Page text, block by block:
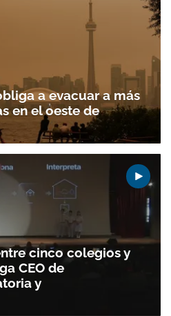
a evacuar a más
en el oeste de
cinco colegios y
CEO de
y